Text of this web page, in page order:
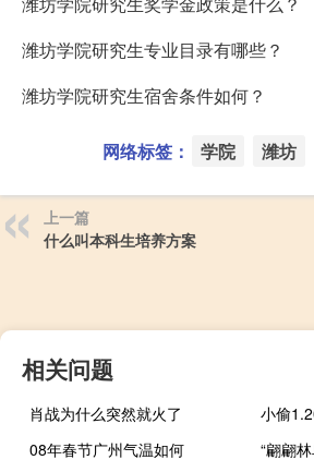
潍坊学院研究生专业目录有哪些？
潍坊学院研究生宿舍条件如何？
网络标签： 学院 潍坊
上一篇
什么叫本科生培养方案
相关问题
肖战为什么突然就火了
小偷
08年春节广州气温如何
“翩翩